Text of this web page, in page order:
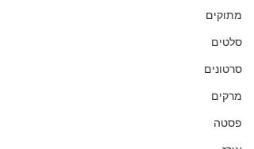
מתוקים
סלטים
סרטונים
מרקים
פסטה